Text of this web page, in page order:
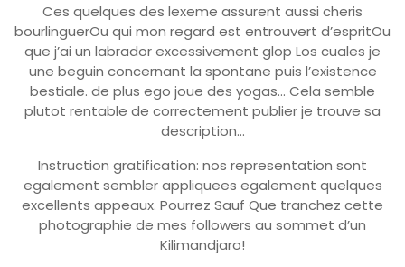
Ces quelques des lexeme assurent aussi cheris
bourlinguerOu qui mon regard est entrouvert d’espritOu
que j’ai un labrador excessivement glop Los cuales je
une beguin concernant la spontane puis l’existence
bestiale. de plus ego joue des yogas… Cela semble
plutot rentable de correctement publier je trouve sa
description…
Instruction gratification: nos representation sont
egalement sembler appliquees egalement quelques
excellents appeaux. Pourrez Sauf Que tranchez cette
photographie de mes followers au sommet d’un
Kilimandjaro!